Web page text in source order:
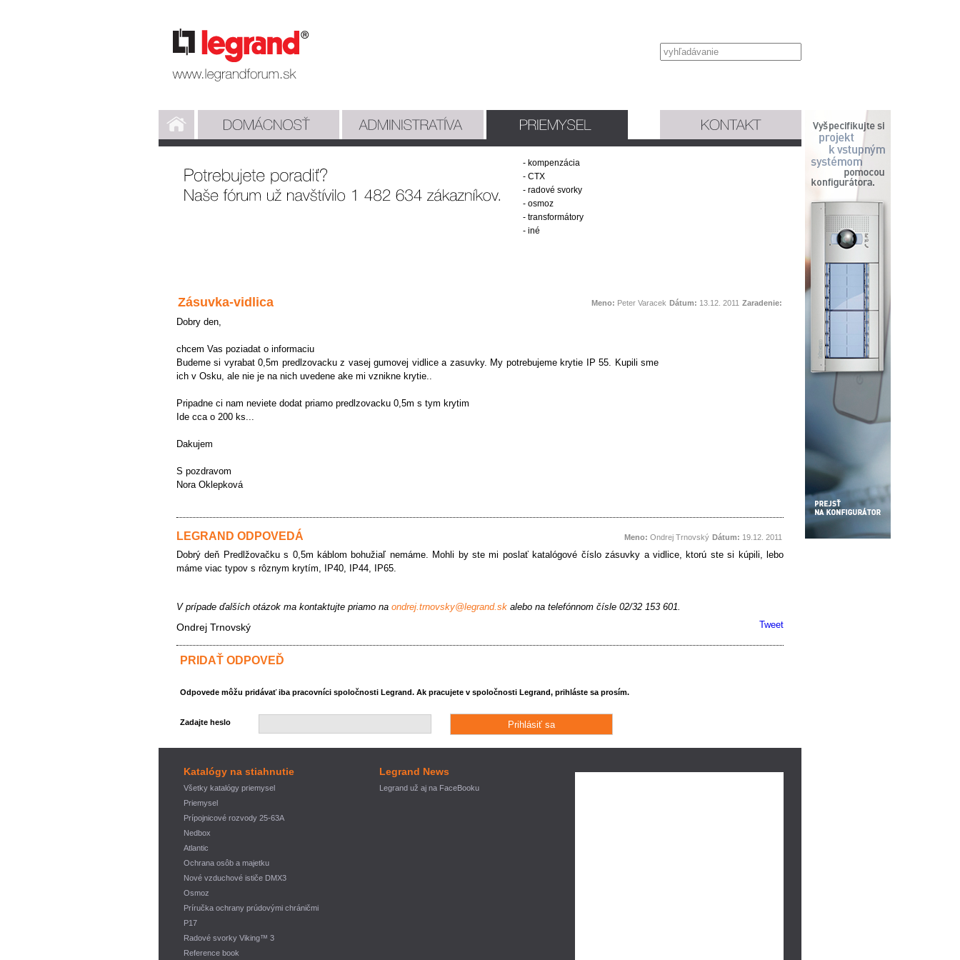
- kompenzácia
- CTX
- radové svorky
- osmoz
- transformátory
- iné
Zásuvka-vidlica Meno: Peter Varacek Dátum: 13.12. 2011 Zaradenie:
Dobry den,
chcem Vas poziadat o informaciu
Budeme si vyrabat 0,5m predlzovacku z vasej gumovej vidlice a zasuvky. My potrebujeme krytie IP 55. Kupili sme
ich v Osku, ale nie je na nich uvedene ake mi vznikne krytie..
Pripadne ci nam neviete dodat priamo predlzovacku 0,5m s tym krytim
Ide cca o 200 ks...
Dakujem
S pozdravom
Nora Oklepková
LEGRAND ODPOVEDÁ Meno: Ondrej Trnovský Dátum: 19.12. 2011
Dobrý deň Predlžovačku s 0,5m káblom bohužiaľ nemáme. Mohli by ste mi poslať katalógové číslo zásuvky a vidlice, ktorú ste si kúpili, lebo
máme viac typov s rôznym krytím, IP40, IP44, IP65.
V prípade ďalších otázok ma kontaktujte priamo na ondrej.trnovsky@legrand.sk alebo na telefónnom čísle 02/32 153 601.
Ondrej Trnovský Tweet
PRIDAŤ ODPOVEĎ
Odpovede môžu pridávať iba pracovníci spoločnosti Legrand. Ak pracujete v spoločnosti Legrand, prihláste sa prosím.
Zadajte heslo
Katalógy na stiahnutie
Všetky katalógy priemysel
Priemysel
Prípojnicové rozvody 25-63A
Nedbox
Atlantic
Ochrana osôb a majetku
Nové vzduchové ističe DMX3
Osmoz
Príručka ochrany prúdovými chráničmi
P17
Radové svorky Viking™ 3
Reference book
Legrand News
Legrand už aj na FaceBooku